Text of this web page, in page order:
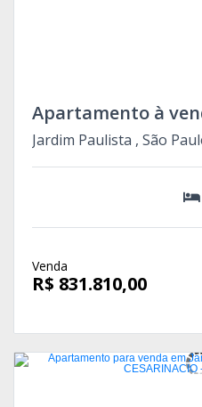
Apartamento à
Jardim Paulista , São
Venda
R$ 831.810,00